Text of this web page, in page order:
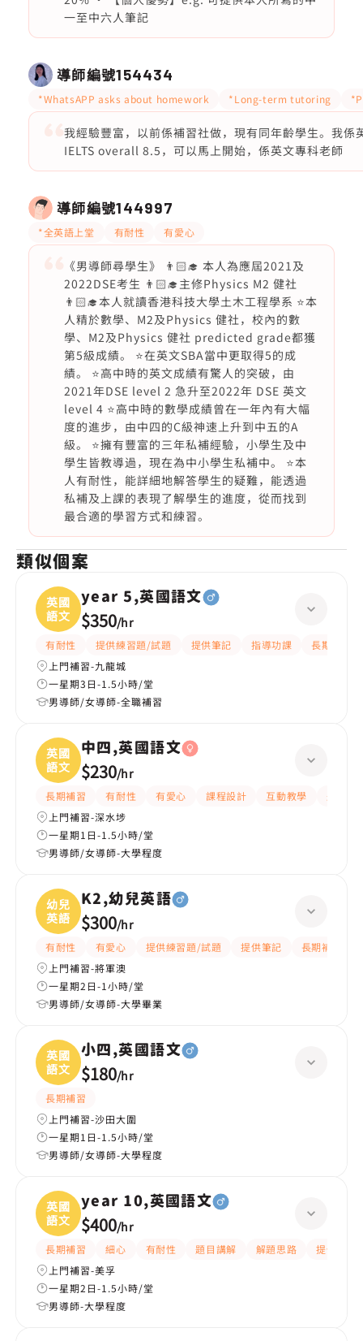
一至中六人筆記
導師編號154434
*WhatsAPP asks about homework *Long-term tutoring
我經驗豐富，以前係補習社做，現有同年齡學生。我
IELTS overall 8.5，可以馬上開始，係英文專科老師
導師編號144997
*全英語上堂 有耐性 有愛心
《男導師尋學生》 👨🏻‍🎓 本人為應屆2021及
2022DSE考生 👨🏻‍🎓主修Physics M2 健社
👨🏻‍🎓本人就讀香港科技大學土木工程學系 ⭐️本
人精於數學、M2及Physics 健社，校內的數
學、M2及Physics 健社 predicted grade都獲
第5級成績。 ⭐️在英文SBA當中更取得5的成
績。 ⭐️高中時的英文成績有驚人的突破，由
2021年DSE level 2 急升至2022年 DSE 英文
level 4 ⭐️高中時的數學成績曾在一年內有大幅
度的進步，由中四的C級神速上升到中五的A
級。 ⭐️擁有豐富的三年私補經驗，小學生及中
學生皆教導過，現在為中小學生私補中。 ⭐️本
人有耐性，能詳細地解答學生的疑難，能透過
私補及上課的表現了解學生的進度，從而找到
最合適的學習方式和練習。
類似個案
英國
語文
year 5,英國語文
$350/hr
有耐性 提供練習題/試題 提供筆記 指導功課
長期補習
上門補習-九龍城
一星期3日-1.5小時/堂
男導師/女導師-全職補習
英國
語文
中四,英國語文
$230/hr
長期補習 有耐性 有愛心 課程設計 互動教學
題目講
上門補習-深水埗
一星期1日-1.5小時/堂
男導師/女導師-大學程度
幼兒
英語
K2,幼兒英語
$300/hr
有耐性 有愛心 提供練習題/試題 提供筆記
長期補習
上門補習-將軍澳
一星期2日-1小時/堂
男導師/女導師-大學畢業
英國
語文
小四,英國語文
$180/hr
長期補習
上門補習-沙田大圍
一星期1日-1.5小時/堂
男導師/女導師-大學程度
英國
語文
year 10,英國語文
$400/hr
長期補習 細心 有耐性 題目講解 解題思路
提供練習
上門補習-美孚
一星期2日-1.5小時/堂
男導師-大學程度